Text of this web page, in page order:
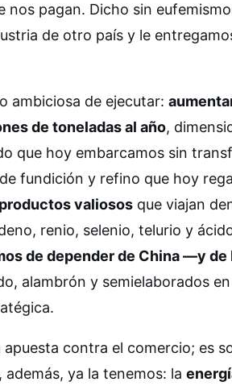
pagan. Dicho sin
de otro país y le
ambiciosa de ejecutar:
de toneladas al año,
que hoy embarcamos sin
fundición y refino que hoy
valiosos que viajan
renio, selenio, telurio y
de depender de China —y
alambrón y semielaborados
contra el comercio; es
ya la tenemos: la